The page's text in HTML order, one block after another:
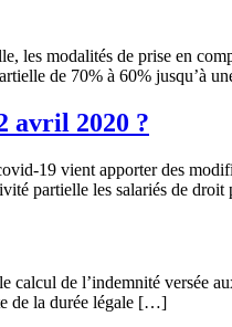
modalités de prise en
de 70% à 60% jusqu’à
avril 2020 ?
19 vient apporter des
partielle les salariés de
de l’indemnité versée
de la durée légale […]